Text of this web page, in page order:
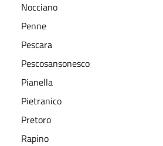
Nocciano
Penne
Pescara
Pescosansonesco
Pianella
Pietranico
Pretoro
Rapino